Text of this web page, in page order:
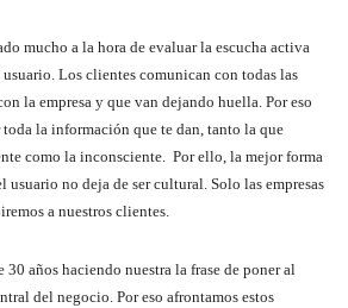
mucho a la hora de evaluar la escucha activa
usuario. Los clientes comunican con todas las
la empresa y que van dejando huella. Por eso
la información que te dan, tanto la que
como la inconsciente. Por ello, la mejor forma
usuario no deja de ser cultural. Solo las empresas
a nuestros clientes.
30 años haciendo nuestra la frase de poner al
del negocio. Por eso afrontamos estos